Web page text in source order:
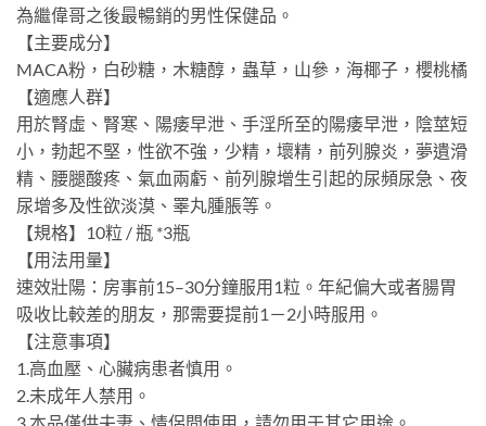
為繼偉哥之後最暢銷的男性保健品。
【主要成分】
MACA粉，白砂糖，木糖醇，蟲草，山參，海椰子，櫻桃橘
【適應人群】
用於腎虛、腎寒、陽痿早泄、手淫所至的陽痿早泄，陰莖短
小，勃起不堅，性欲不強，少精，壞精，前列腺炎，夢遺滑
精、腰腿酸疼、氣血兩虧、前列腺增生引起的尿頻尿急、夜
尿增多及性欲淡漠、睪丸腫脹等。
【規格】10粒 / 瓶 *3瓶
【用法用量】
速效壯陽：房事前15–30分鐘服用1粒。年紀偏大或者腸胃
吸收比較差的朋友，那需要提前1－2小時服用。
【注意事項】
1.高血壓、心臟病患者慎用。
2.未成年人禁用。